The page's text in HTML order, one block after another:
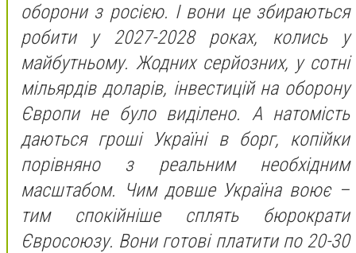
оборони з росією. І вони це збираються
робити у 2027-2028 роках, колись у
майбутньому. Жодних серйозних, у сотні
мільярдів доларів, інвестицій на оборону
Європи не було виділено. А натомість
даються гроші Україні в борг, копійки
порівняно з реальним необхідним
масштабом. Чим довше Україна воює –
тим спокійніше сплять бюрократи
Євросоюзу. Вони готові платити по 20-30